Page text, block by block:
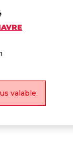
valable.